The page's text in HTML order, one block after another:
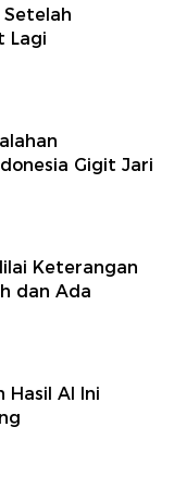
Setelah
Lagi
Gigit Jari
Keterangan
dan Ada
Hasil AI Ini